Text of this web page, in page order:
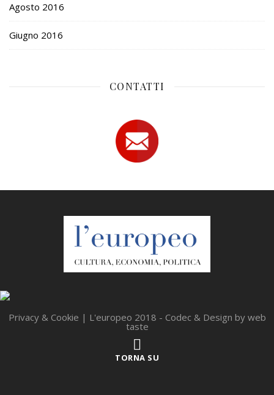
Agosto 2016
Giugno 2016
CONTATTI
Privacy & Cookie | L'europeo 2018 - Codec & Design by web
taste
TORNA SU